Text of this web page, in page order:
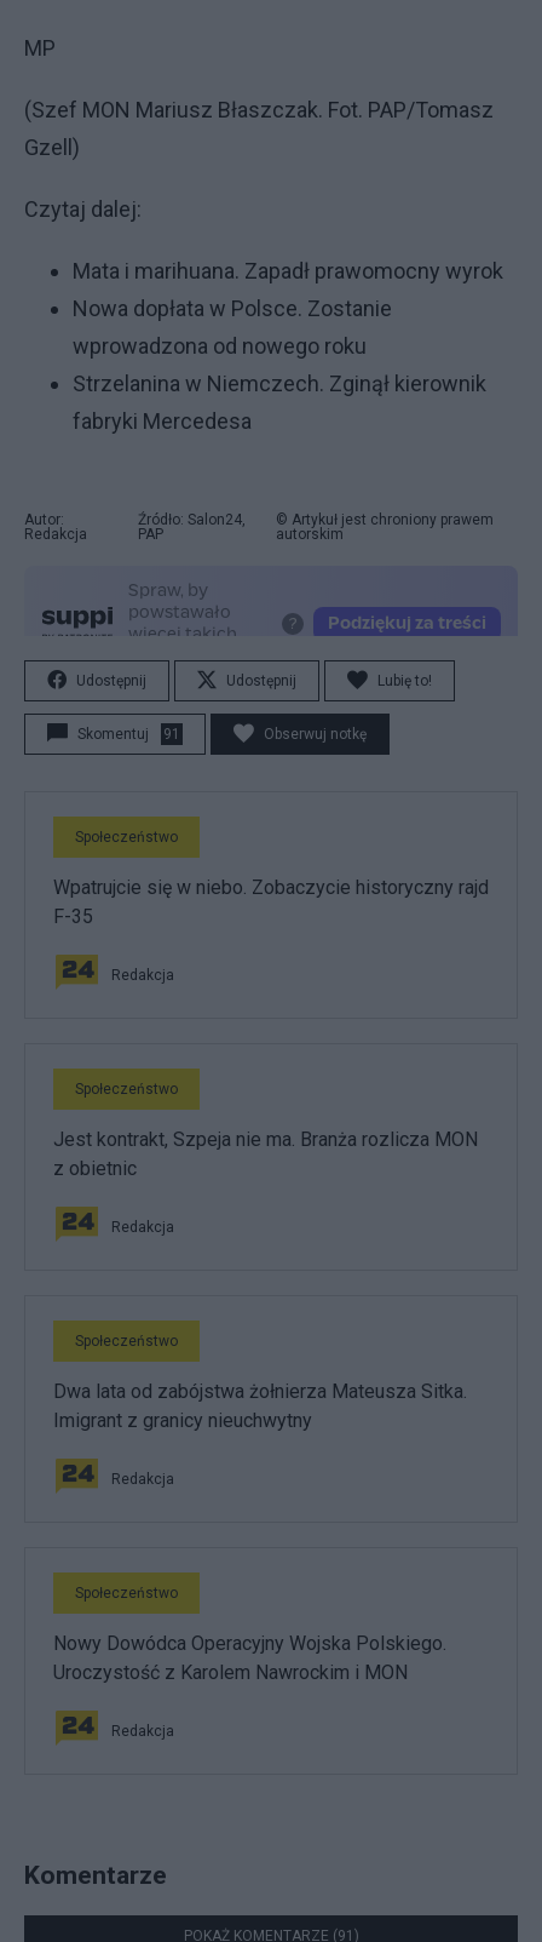
MP
(Szef MON Mariusz Błaszczak. Fot. PAP/Tomasz
Gzell)
Czytaj dalej:
Mata i marihuana. Zapadł prawomocny wyrok
Nowa dopłata w Polsce. Zostanie
wprowadzona od nowego roku
Strzelanina w Niemczech. Zginął kierownik
fabryki Mercedesa
Autor:
Redakcja
Źródło: Salon24,
PAP
© Artykuł jest chroniony prawem
autorskim
Udostępnij Udostępnij Lubię to!
Skomentuj 91 Obserwuj notkę
Społeczeństwo
Wpatrujcie się w niebo. Zobaczycie historyczny rajd
F-35
Redakcja
Społeczeństwo
Jest kontrakt, Szpeja nie ma. Branża rozlicza MON
z obietnic
Redakcja
Społeczeństwo
Dwa lata od zabójstwa żołnierza Mateusza Sitka.
Imigrant z granicy nieuchwytny
Redakcja
Społeczeństwo
Nowy Dowódca Operacyjny Wojska Polskiego.
Uroczystość z Karolem Nawrockim i MON
Redakcja
Komentarze
POKAŻ KOMENTARZE (91)